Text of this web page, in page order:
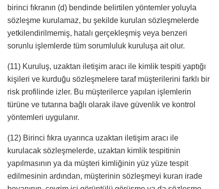
birinci fıkranın (d) bendinde belirtilen yöntemler yoluyla
sözleşme kurulamaz, bu şekilde kurulan sözleşmelerde
yetkilendirilmemiş, hatalı gerçekleşmiş veya benzeri
sorunlu işlemlerde tüm sorumluluk kuruluşa ait olur.
(11) Kuruluş, uzaktan iletişim aracı ile kimlik tespiti yaptığı
kişileri ve kurduğu sözleşmelere taraf müşterilerini farklı bir
risk profilinde izler. Bu müşterilerce yapılan işlemlerin
türüne ve tutarına bağlı olarak ilave güvenlik ve kontrol
yöntemleri uygulanır.
(12) Birinci fıkra uyarınca uzaktan iletişim aracı ile
kurulacak sözleşmelerde, uzaktan kimlik tespitinin
yapılmasının ya da müşteri kimliğinin yüz yüze tespit
edilmesinin ardından, müşterinin sözleşmeyi kuran irade